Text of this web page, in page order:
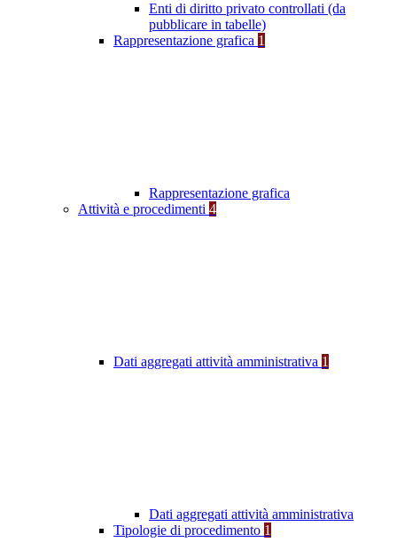
Enti di diritto privato controllati (da
pubblicare in tabelle)
Rappresentazione grafica 1
Rappresentazione grafica
Attività e procedimenti 4
Dati aggregati attività amministrativa 1
Dati aggregati attività amministrativa
Tipologie di procedimento 1